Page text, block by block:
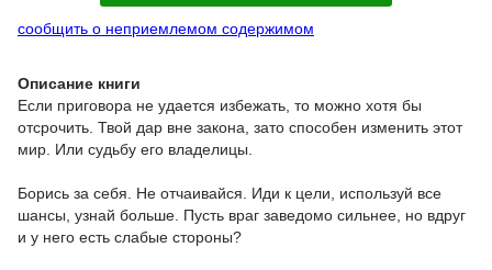
сообщить о неприемлемом содержимом
Описание книги
Если приговора не удается избежать, то можно хотя бы
отсрочить. Твой дар вне закона, зато способен изменить этот
мир. Или судьбу его владелицы.
Борись за себя. Не отчаивайся. Иди к цели, используй все
шансы, узнай больше. Пусть враг заведомо сильнее, но вдруг
и у него есть слабые стороны?